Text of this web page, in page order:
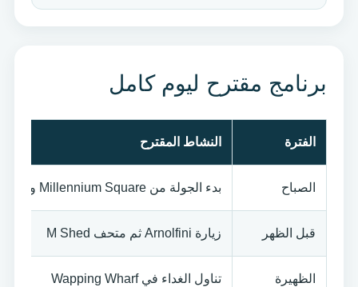
برنامج مقترح ليوم كامل
الفترة النشاط المقترح
الصباح بدء الجولة من Millennium Square وعبور Pero’s Bridge
قبل الظهر زيارة Arnolfini ثم متحف M Shed
الظهيرة تناول الغداء في Wapping Wharf